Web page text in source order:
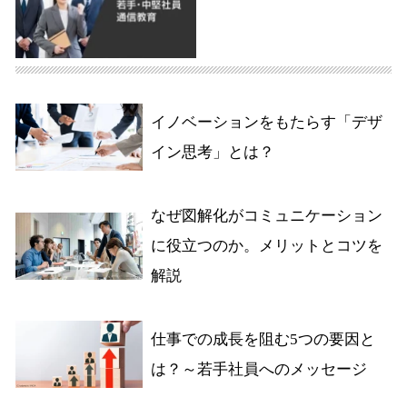
イノベーションをもたらす「デザ
イン思考」とは？
なぜ図解化がコミュニケーション
に役立つのか。メリットとコツを
解説
仕事での成長を阻む5つの要因と
は？～若手社員へのメッセージ